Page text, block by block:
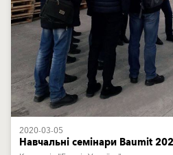
2020-03-05
Навчальні семінари Baumit